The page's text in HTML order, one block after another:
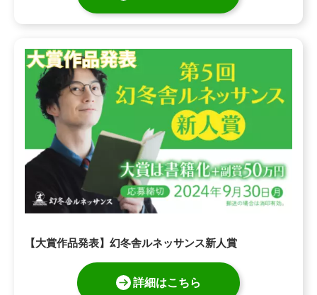
【大賞作品発表】幻冬舎ルネッサンス新人賞
詳細はこちら